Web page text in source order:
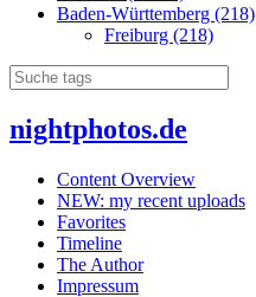
Baden-Württemberg (218)
Freiburg (218)
nightphotos.de
Content Overview
NEW: my recent uploads
Favorites
Timeline
The Author
Impressum